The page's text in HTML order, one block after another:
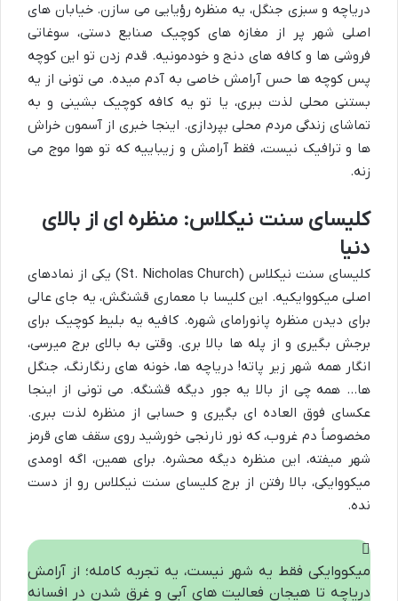
دریاچه و سبزی جنگل، یه منظره رؤیایی می سازن. خیابان های
اصلی شهر پر از مغازه های کوچیک صنایع دستی، سوغاتی
فروشی ها و کافه های دنج و خودمونیه. قدم زدن تو این کوچه
پس کوچه ها حس آرامش خاصی به آدم میده. می تونی از یه
بستنی محلی لذت ببری، یا تو یه کافه کوچیک بشینی و به
تماشای زندگی مردم محلی بپردازی. اینجا خبری از آسمون خراش
ها و ترافیک نیست، فقط آرامش و زیباییه که تو هوا موج می
زنه.
کلیسای سنت نیکلاس: منظره ای از بالای
دنیا
کلیسای سنت نیکلاس (St. Nicholas Church) یکی از نمادهای
اصلی میکووایکیه. این کلیسا با معماری قشنگش، یه جای عالی
برای دیدن منظره پانورامای شهره. کافیه یه بلیط کوچیک برای
برجش بگیری و از پله ها بالا بری. وقتی به بالای برج میرسی،
انگار همه شهر زیر پاته! دریاچه ها، خونه های رنگارنگ، جنگل
ها… همه چی از بالا یه جور دیگه قشنگه. می تونی از اینجا
عکسای فوق العاده ای بگیری و حسابی از منظره لذت ببری.
مخصوصاً دم غروب، که نور نارنجی خورشید روی سقف های قرمز
شهر میفته، این منظره دیگه محشره. برای همین، اگه اومدی
میکووایکی، بالا رفتن از برج کلیسای سنت نیکلاس رو از دست
نده.
میکووایکی فقط یه شهر نیست، یه تجربه کامله؛ از آرامش
دریاچه تا هیجان فعالیت های آبی و غرق شدن در افسانه